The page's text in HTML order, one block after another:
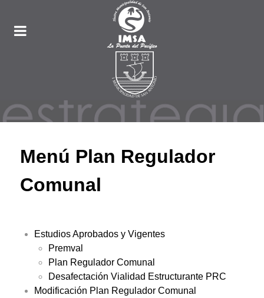
Menú Plan Regulador
Comunal
Estudios Aprobados y Vigentes
Premval
Plan Regulador Comunal
Desafectación Vialidad Estructurante PRC
Modificación Plan Regulador Comunal